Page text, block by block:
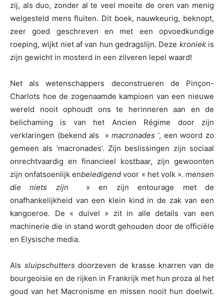
zij, als duo, zonder al te veel moeite de oren van menig
welgesteld mens fluiten. Dit boek, nauwkeurig, beknopt,
zeer goed geschreven en met een opvoedkundige
roeping, wijkt niet af van hun gedragslijn. Deze kroniek is
zijn gewicht in mosterd in een zilveren lepel waard!
Net als wetenschappers deconstrueren de Pinçon-
Charlots hoe de zogenaamde kampioen van een nieuwe
wereld nooit ophoudt ons te herinneren aan en de
belichaming is van het Ancien Régime door zijn
verklaringen (bekend als »macronades‘, een woord zo
gemeen als ‘macronades’. Zijn beslissingen zijn sociaal
onrechtvaardig en financieel kostbaar, zijn gewoonten
zijn onfatsoenlijk enbeledigendvoor « het volk ». mensen
die niets zijn
» en zijn entourage met de
onafhankelijkheid van een klein kind in de zak van een
kangoeroe. De « duivel » zit in alle details van een
machinerie die in stand wordt gehouden door de officiële
en Elysische media.
Als sluipschutters doorzeven de krasse knarren van de
bourgeoisie en de rijken in Frankrijk met hun proza al het
goud van het Macronisme en missen nooit hun doelwit.